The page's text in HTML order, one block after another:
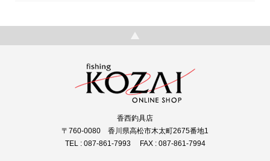
香西釣具店
〒760-0080 香川県高松市木太町2675番地1
TEL : 087-861-7993 FAX : 087-861-7994